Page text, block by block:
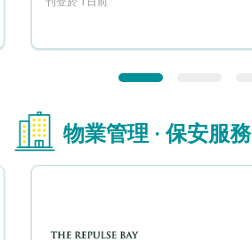
物業管理 · 保安服務